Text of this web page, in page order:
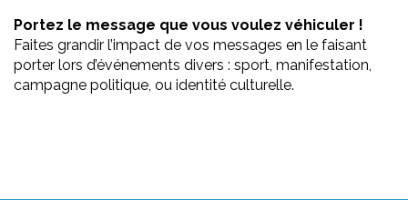
Portez le message que vous voulez véhiculer !
Faites grandir l’impact de vos messages en le faisant
porter lors d’événements divers : sport, manifestation,
campagne politique, ou identité culturelle.